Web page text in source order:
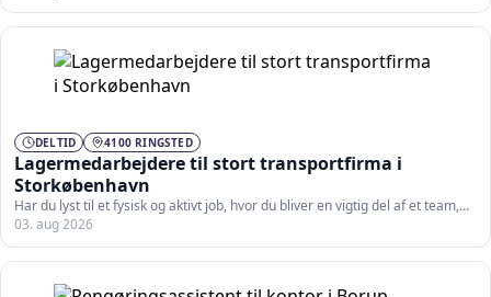
DELTID 4100 RINGSTED
Lagermedarbejdere til stort transportfirma i
Storkøbenhavn
Har du lyst til et fysisk og aktivt job, hvor du bliver en vigtig del af et team,…
03. aug 2026